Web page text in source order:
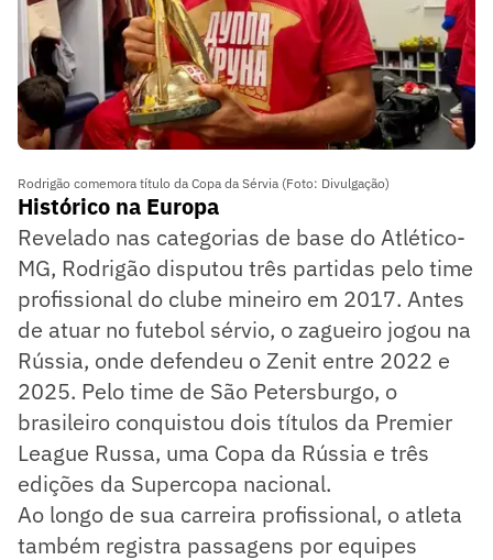
Rodrigão comemora título da Copa da Sérvia (Foto: Divulgação)
Histórico na Europa
Revelado nas categorias de base do Atlético-
MG, Rodrigão disputou três partidas pelo time
profissional do clube mineiro em 2017. Antes
de atuar no futebol sérvio, o zagueiro jogou na
Rússia, onde defendeu o Zenit entre 2022 e
2025. Pelo time de São Petersburgo, o
brasileiro conquistou dois títulos da Premier
League Russa, uma Copa da Rússia e três
edições da Supercopa nacional.
Ao longo de sua carreira profissional, o atleta
também registra passagens por equipes